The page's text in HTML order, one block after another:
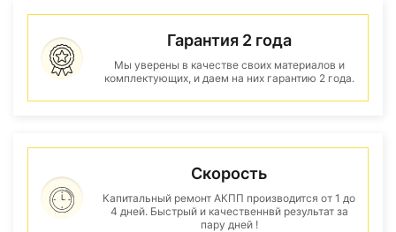
Гарантия 2 года
Мы уверены в качестве своих материалов и
комплектующих, и даем на них гарантию 2 года.
Скорость
Капитальный ремонт АКПП производится от 1 до
4 дней. Быстрый и качественнвй результат за
пару дней !